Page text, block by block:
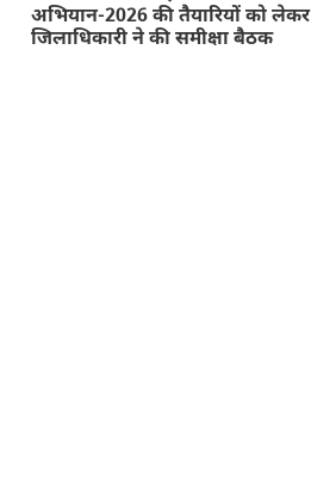
अभियान-2026 की तैयारियों को लेकर
जिलाधिकारी ने की समीक्षा बैठक